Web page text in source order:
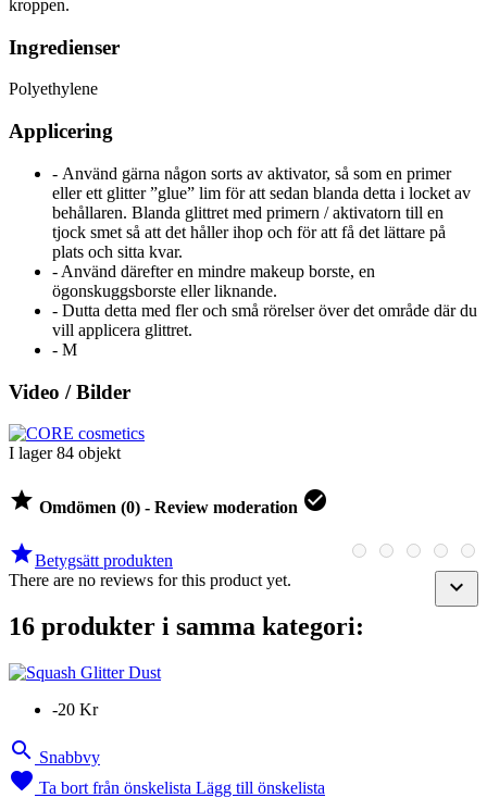
kroppen.
Ingredienser
Polyethylene
Applicering
- Använd gärna någon sorts av aktivator, så som en primer
eller ett glitter ”glue” lim för att sedan blanda detta i locket av
behållaren. Blanda glittret med primern / aktivatorn till en
tjock smet så att det håller ihop och för att få det lättare på
plats och sitta kvar.
- Använd därefter en mindre makeup borste, en
ögonskuggsborste eller liknande.
- Dutta detta med fler och små rörelser över det område där du
vill applicera glittret.
- M
Video / Bilder
I lager 84 objekt
 Omdömen (0) - Review moderation 
Betygsätt produkten

There are no reviews for this product yet.
16 produkter i samma kategori:
-20 Kr
 Snabbvy
 Ta bort från önskelista Lägg till önskelista